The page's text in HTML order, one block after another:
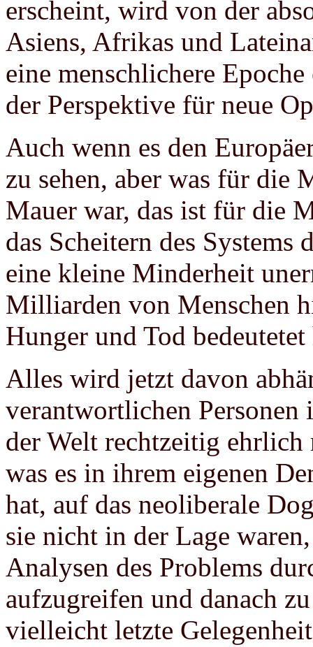
erscheint, wird von der
Asiens, Afrikas und
eine menschlichere
der Perspektive für neue
Auch wenn es den
zu sehen, aber was für die
Mauer war, das ist für die
das Scheitern des
eine kleine Minderheit
Milliarden von Menschen
Hunger und Tod bedeutetet
Alles wird jetzt davon
verantwortlichen
der Welt rechtzeitig ehrlich
was es in ihrem eigenen
hat, auf das neoliberale
sie nicht in der Lage
Analysen des Problems
aufzugreifen und danach
vielleicht letzte